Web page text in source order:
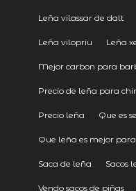
Leña vilassar de dalt
Leña vilopriu Leña
Mejor carbon para
Precio de leña para
Precio leña Que es
Que leña es mejor
Saca de leña Sacos
Vendo sacos de piñas